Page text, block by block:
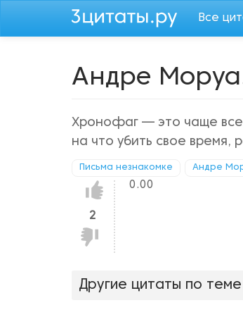
Все
Андре
Хронофаг — это чаще
на что убить свое время,
Письма незнакомке Андре
Нравится!
2
Не
нравится!
0.00
Другие цитаты по теме